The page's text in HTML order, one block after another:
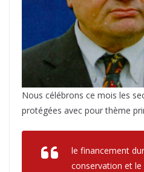
Nous célébrons ce mois les
protégées avec pour thème
le financement
conservation et